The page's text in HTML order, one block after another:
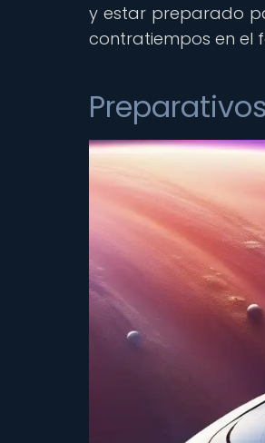
y estar preparado
contratiempos en el